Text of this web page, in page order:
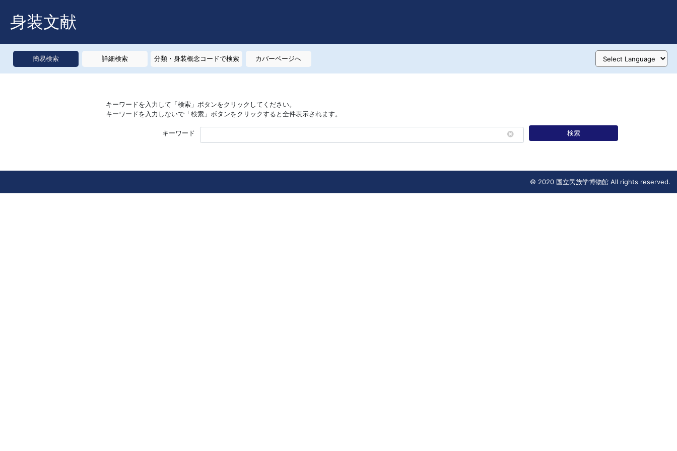
身装文献
簡易検索 詳細検索 分類・身装概念コードで検索 カバーページへ
キーワードを入力して「検索」ボタンをクリックしてください。
キーワードを入力しないで「検索」ボタンをクリックすると全件表示されます。
キーワード 検索
© 2020 国立民族学博物館 All rights reserved.